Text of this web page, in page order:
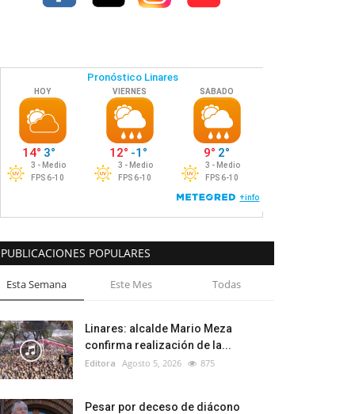
PUBLICACIONES POPULARES
Esta Semana Este Mes Todas
Linares: alcalde Mario Meza
confirma realización de la...
Editora Agosto 5, 2026 875
Pesar por deceso de diácono